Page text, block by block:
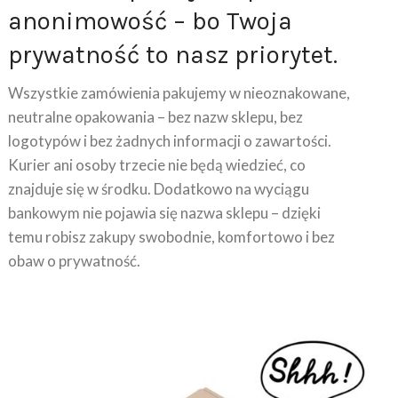
prywatność to nasz priorytet.
Wszystkie zamówienia pakujemy w nieoznakowane,
neutralne opakowania – bez nazw sklepu, bez
logotypów i bez żadnych informacji o zawartości.
Kurier ani osoby trzecie nie będą wiedzieć, co
znajduje się w środku. Dodatkowo na wyciągu
bankowym nie pojawia się nazwa sklepu – dzięki
temu robisz zakupy swobodnie, komfortowo i bez
obaw o prywatność.